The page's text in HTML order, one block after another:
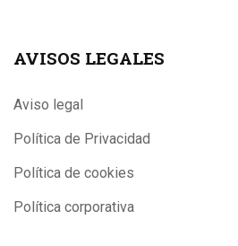
AVISOS LEGALES
Aviso legal
Política de Privacidad
Política de cookies
Política corporativa